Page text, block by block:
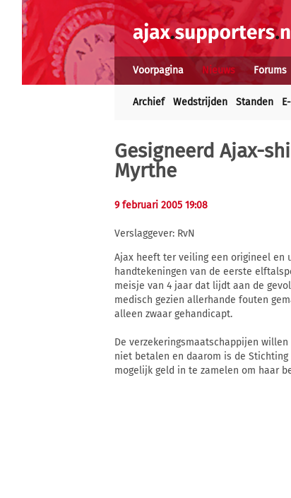
Voorpagina Nieuws Forums
Archief Wedstrijden Standen
Gesigneerd Ajax-
Myrthe
9 februari 2005 19:08
Verslaggever: RvN
Ajax heeft ter veiling een origineel en
handtekeningen van de eerste
meisje van 4 jaar dat lijdt aan de
medisch gezien allerhande fouten
alleen zwaar gehandicapt.
De verzekeringsmaatschappijen
niet betalen en daarom is de
mogelijk geld in te zamelen om haar